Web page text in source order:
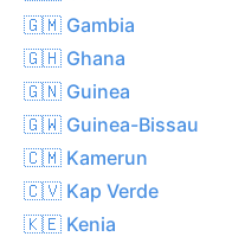
🇬🇲 Gambia
🇬🇭 Ghana
🇬🇳 Guinea
🇬🇼 Guinea-Bissau
🇨🇲 Kamerun
🇨🇻 Kap Verde
🇰🇪 Kenia